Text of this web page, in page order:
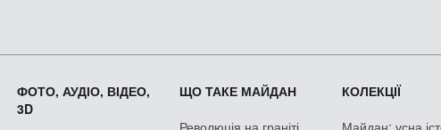
ФОТО, АУДІО, ВІДЕО,
3D
ЩО ТАКЕ МАЙДАН
КОЛЕКЦІЇ